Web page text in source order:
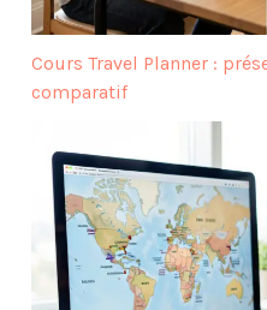
Cours Travel Planner :
comparatif